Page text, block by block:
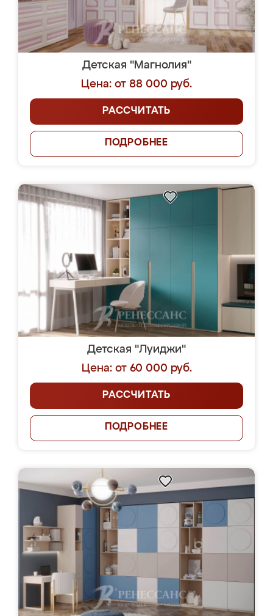
Детская "Магнолия"
Цена: от 88 000 руб.
РАССЧИТАТЬ
ПОДРОБНЕЕ
Детская "Луиджи"
Цена: от 60 000 руб.
РАССЧИТАТЬ
ПОДРОБНЕЕ